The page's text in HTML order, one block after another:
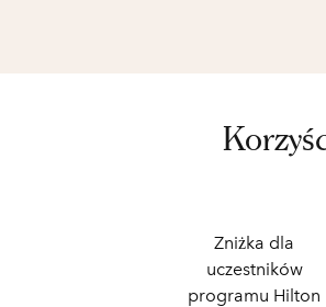
Zniżka dla
uczestników
programu Hilton